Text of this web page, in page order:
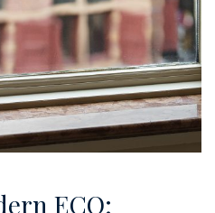
ECO: